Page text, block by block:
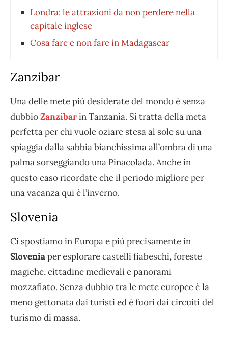
Londra: le attrazioni da non perdere nella
capitale inglese
Cosa fare e non fare in Madagascar
Zanzibar
Una delle mete più desiderate del mondo è senza
dubbioZanzibarin Tanzania. Si tratta della meta
perfetta per chi vuole oziare stesa al sole su una
spiaggia dalla sabbia bianchissima all’ombra di una
palma sorseggiando una Pinacolada. Anche in
questo caso ricordate che il periodo migliore per
una vacanza qui è l’inverno.
Slovenia
Ci spostiamo in Europa e più precisamente in
Sloveniaper esplorare castelli fiabeschi, foreste
magiche, cittadine medievali e panorami
mozzafiato. Senza dubbio tra le mete europee è la
meno gettonata dai turisti ed è fuori dai circuiti del
turismo di massa.